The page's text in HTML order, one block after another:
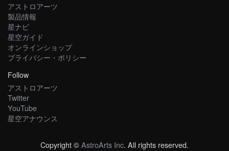
アストロアーツ
製品情報
星ナビ
星空ガイド
オンラインショップ
プライバシー・ポリシー
Follow
アストロアーツ
Twitter
YouTube
星空アナウンス
Copyright ©AstroArts Inc. All rights reserved.